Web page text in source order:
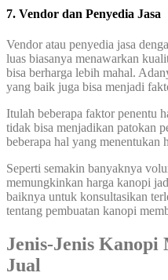
7. Vendor dan Penyedia Jasa
Vendor atau penyedia jasa
luas biasanya menawarkan
bisa berharga lebih mahal.
yang baik juga bisa menjadi
Itulah beberapa faktor penentu
tidak bisa menjadikan patokan
beberapa hal yang menentukan
Seperti semakin banyaknya
memungkinkan harga kanopi
baiknya untuk konsultasikan
tentang pembuatan kanopi
Jenis-Jenis
Jual